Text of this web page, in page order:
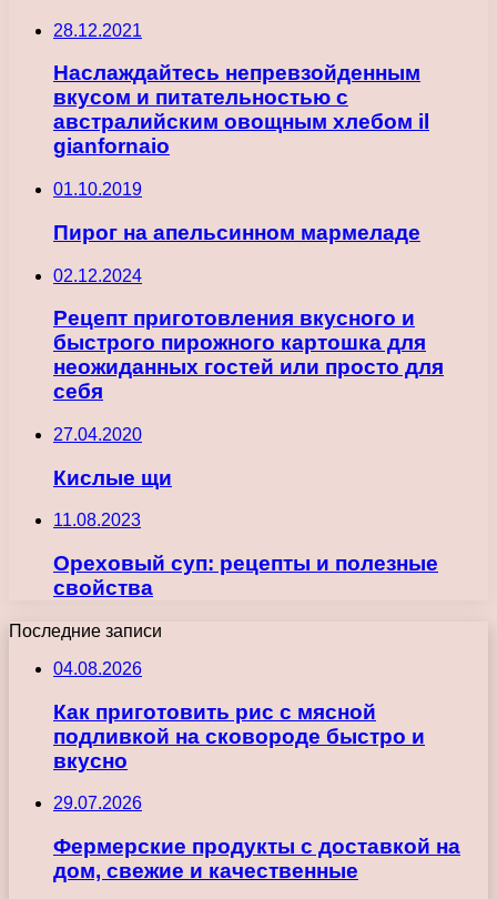
28.12.2021
Наслаждайтесь непревзойденным
вкусом и питательностью с
австралийским овощным хлебом il
gianfornaio
01.10.2019
Пирог на апельсинном мармеладе
02.12.2024
Рецепт приготовления вкусного и
быстрого пирожного картошка для
неожиданных гостей или просто для
себя
27.04.2020
Кислые щи
11.08.2023
Ореховый суп: рецепты и полезные
свойства
Последние записи
04.08.2026
Как приготовить рис с мясной
подливкой на сковороде быстро и
вкусно
29.07.2026
Фермерские продукты с доставкой на
дом, свежие и качественные